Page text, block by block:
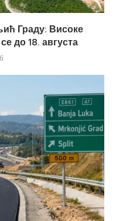
Граду: Високе
до 18. августа